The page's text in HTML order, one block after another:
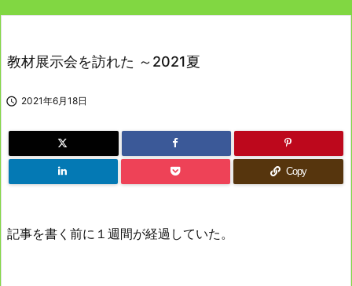
教材展示会を訪れた ～2021夏
 2021年6月18日
Copy
記事を書く前に１週間が経過していた。